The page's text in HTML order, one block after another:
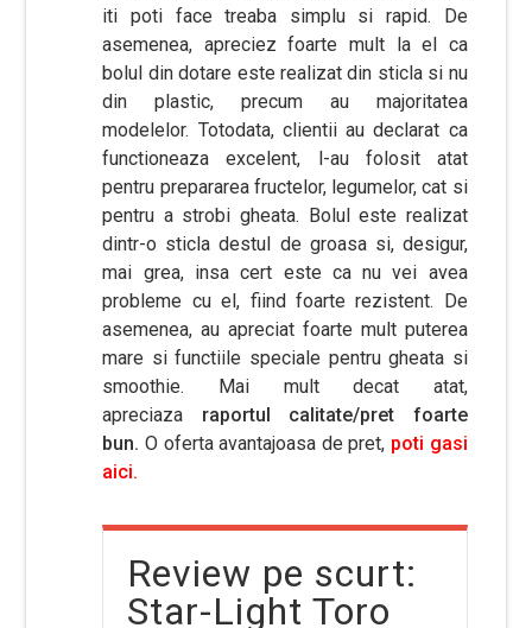
iti poti face treaba simplu si rapid. De
asemenea, apreciez foarte mult la el ca
bolul din dotare este realizat din sticla si nu
din plastic, precum au majoritatea
modelelor. Totodata, clientii au declarat ca
functioneaza excelent, l-au folosit atat
pentru prepararea fructelor, legumelor, cat si
pentru a strobi gheata. Bolul este realizat
dintr-o sticla destul de groasa si, desigur,
mai grea, insa cert este ca nu vei avea
probleme cu el, fiind foarte rezistent. De
asemenea, au apreciat foarte mult puterea
mare si functiile speciale pentru gheata si
smoothie. Mai mult decat atat,
apreciaza raportul calitate/pret foarte
bun.O oferta avantajoasa de pret, poti gasi
aici.
Review pe scurt:
Star-Light Toro